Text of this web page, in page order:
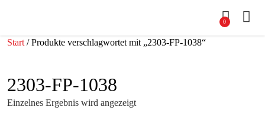
0
Start / Produkte verschlagwortet mit „2303-FP-1038“
2303-FP-1038
Einzelnes Ergebnis wird angezeigt